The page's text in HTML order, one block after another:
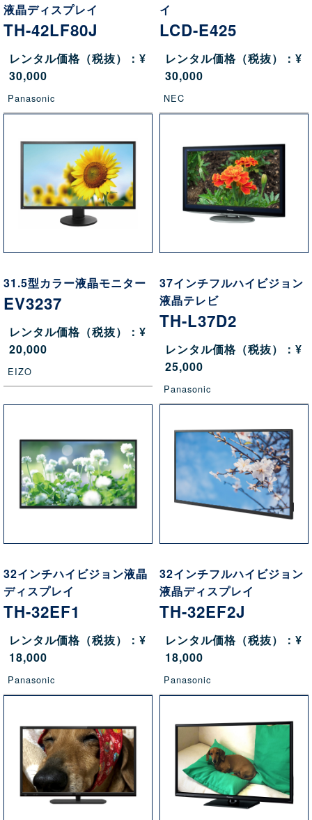
液晶ディスプレイ
TH-42LF80J
レンタル価格（税抜）：¥
30,000
Panasonic
イ
LCD-E425
レンタル価格（税抜）：¥
30,000
NEC
31.5型カラー液晶モニター
EV3237
レンタル価格（税抜）：¥
20,000
EIZO
37インチフルハイビジョン
液晶テレビ
TH-L37D2
レンタル価格（税抜）：¥
25,000
Panasonic
32インチハイビジョン液晶
ディスプレイ
TH-32EF1
レンタル価格（税抜）：¥
18,000
Panasonic
32インチフルハイビジョン
液晶ディスプレイ
TH-32EF2J
レンタル価格（税抜）：¥
18,000
Panasonic